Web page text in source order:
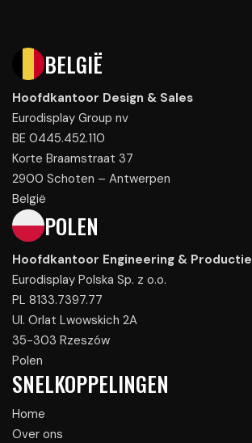
BELGIË
Hoofdkantoor Design & Sales
Eurodisplay Group nv
BE 0445.452.110
Korte Braamstraat 37
2900 Schoten – Antwerpen
België
POLEN
Hoofdkantoor Engineering & Productie
Eurodisplay Polska Sp. z o.o.
PL 8133.7397.77
Ul. Orlat Lwowskich 2A
35-303 Rzeszów
Polen
SNELKOPPELINGEN
Home
Over ons